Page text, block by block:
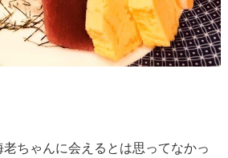
ちゃんに会えるとは思ってなかっ